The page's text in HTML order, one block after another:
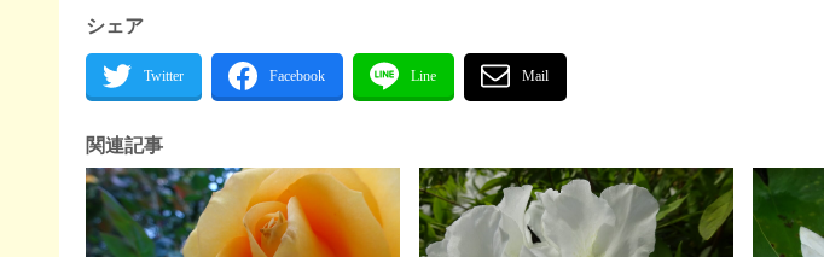
シェア
関連記事